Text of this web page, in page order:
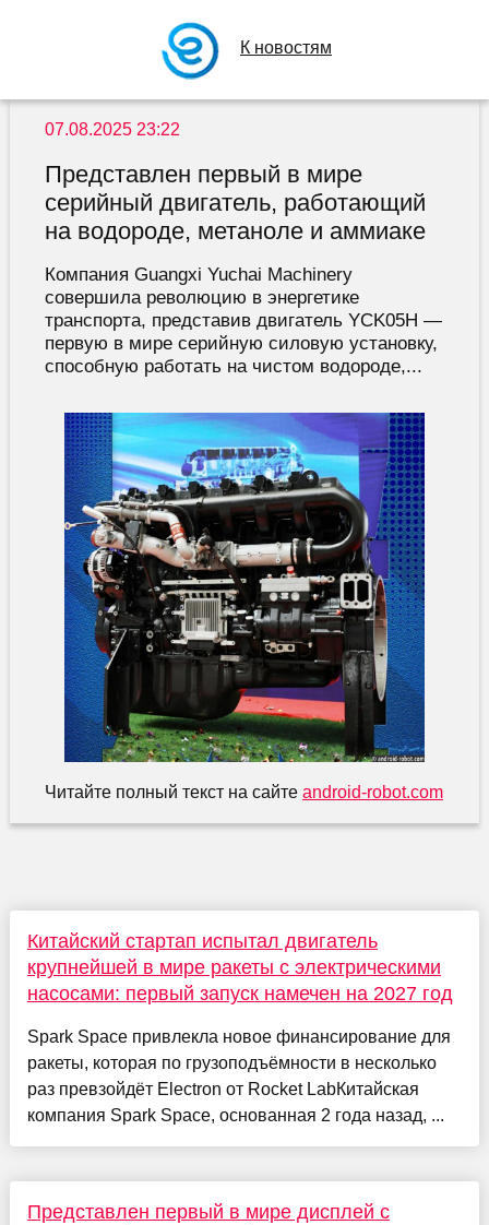
К новостям
07.08.2025 23:22
Представлен первый в мире
серийный двигатель, работающий
на водороде, метаноле и аммиаке
Компания Guangxi Yuchai Machinery
совершила революцию в энергетике
транспорта, представив двигатель YCK05H —
первую в мире серийную силовую установку,
способную работать на чистом водороде,...
Читайте полный текст на сайте android-robot.com
Китайский стартап испытал двигатель
крупнейшей в мире ракеты с электрическими
насосами: первый запуск намечен на 2027 год
Spark Space привлекла новое финансирование для
ракеты, которая по грузоподъёмности в несколько
раз превзойдёт Electron от Rocket LabКитайская
компания Spark Space, основанная 2 года назад, ...
Представлен первый в мире дисплей с